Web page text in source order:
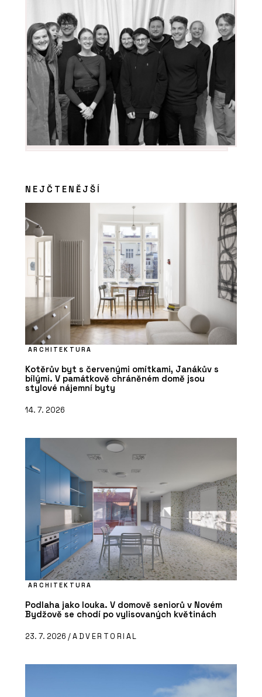
NEJČTENĚJŠÍ
ARCHITEKTURA
Kotěrův byt s červenými omítkami, Janákův s
bílými. V památkově chráněném domě jsou
stylové nájemní byty
14. 7. 2026
ARCHITEKTURA
Podlaha jako louka. V domově seniorů v Novém
Bydžově se chodí po vylisovaných květinách
23. 7. 2026 /ADVERTORIAL